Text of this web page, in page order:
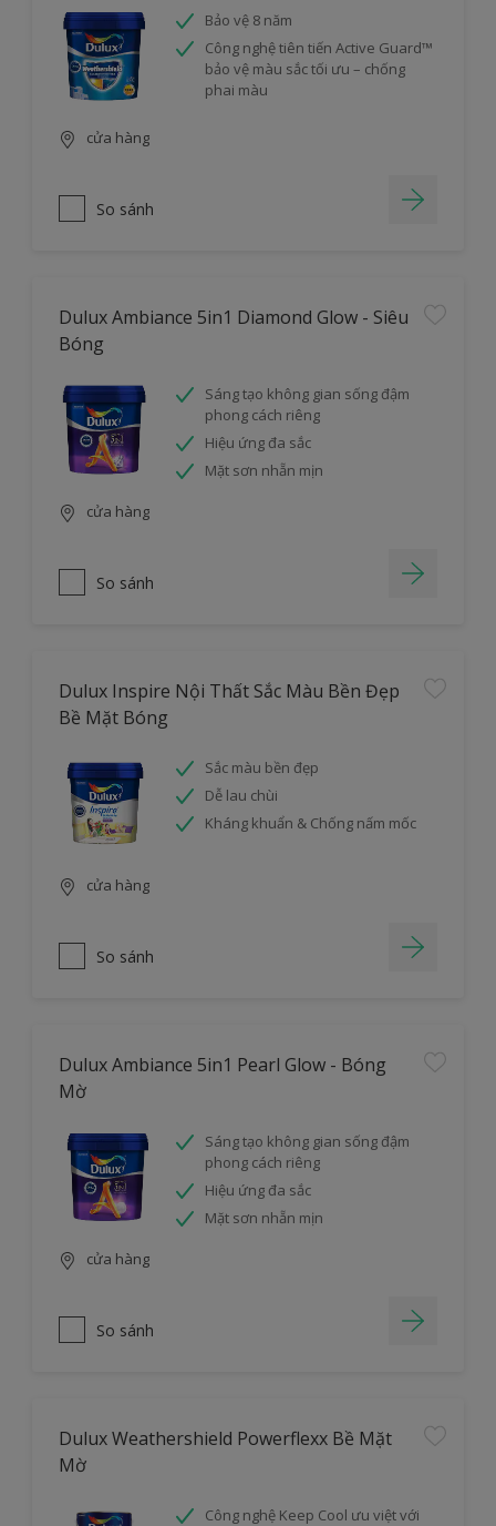
Bảo vệ 8 năm
Công nghệ tiên tiến Active Guard™
bảo vệ màu sắc tối ưu – chống
phai màu
cửa hàng
So sánh
Dulux Ambiance 5in1 Diamond Glow - Siêu
Bóng
Sáng tạo không gian sống đậm
phong cách riêng
Hiệu ứng đa sắc
Mặt sơn nhẵn mịn
cửa hàng
So sánh
Dulux Inspire Nội Thất Sắc Màu Bền Đẹp
Bề Mặt Bóng
Sắc màu bền đẹp
Dễ lau chùi
Kháng khuẩn & Chống nấm mốc
cửa hàng
So sánh
Dulux Ambiance 5in1 Pearl Glow - Bóng
Mờ
Sáng tạo không gian sống đậm
phong cách riêng
Hiệu ứng đa sắc
Mặt sơn nhẵn mịn
cửa hàng
So sánh
Dulux Weathershield Powerflexx Bề Mặt
Mờ
Công nghệ Keep Cool ưu việt với